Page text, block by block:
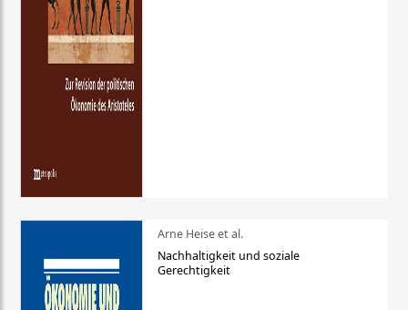
Arne Heise et al.
Nachhaltigkeit und soziale
Gerechtigkeit